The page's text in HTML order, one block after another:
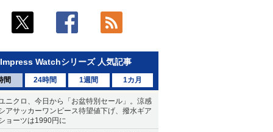
Impress Watchシリーズ 人気記事
間 24時間 1週間 1カ月
ニクロ、今日から「お盆特別セール」。涼感
アサッカーワンピース待望値下げ、撥水ギア
ョーツは1990円に